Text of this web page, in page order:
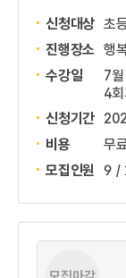
신청대상 초
진행장소 행
수강일
7
4
신청기간
비용
무
모집인원
9 /